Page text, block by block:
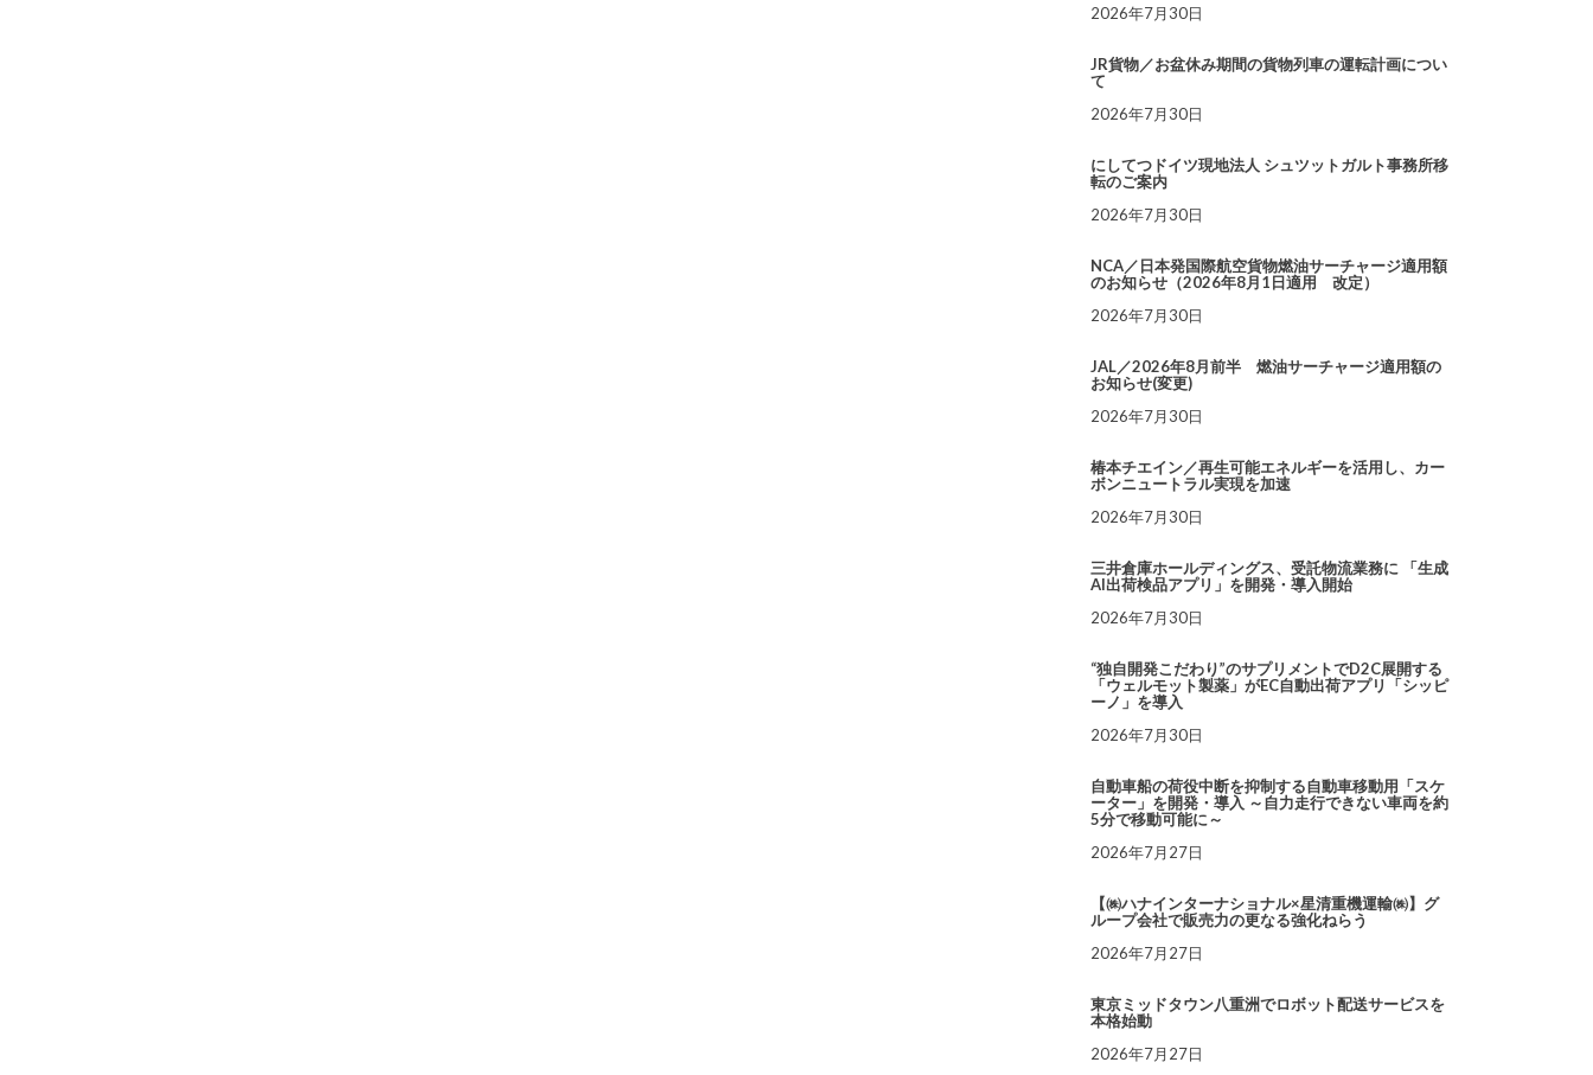
2026年7月30日
JR貨物／お盆休み期間の貨物列車の運転計画につい
て
2026年7月30日
にしてつドイツ現地法人 シュツットガルト事務所移
転のご案内
2026年7月30日
NCA／日本発国際航空貨物燃油サーチャージ適用額
のお知らせ（2026年8月1日適用 改定）
2026年7月30日
JAL／2026年8月前半 燃油サーチャージ適用額の
お知らせ(変更)
2026年7月30日
椿本チエイン／再生可能エネルギーを活用し、カー
ボンニュートラル実現を加速
2026年7月30日
三井倉庫ホールディングス、受託物流業務に 「生成
AI出荷検品アプリ」を開発・導入開始
2026年7月30日
“独自開発こだわり”のサプリメントでD2C展開する
「ウェルモット製薬」がEC自動出荷アプリ「シッピ
ーノ」を導入
2026年7月30日
自動車船の荷役中断を抑制する自動車移動用「スケ
ーター」を開発・導入 ～自力走行できない車両を約
5分で移動可能に～
2026年7月27日
【㈱ハナインターナショナル×星清重機運輸㈱】グ
ループ会社で販売力の更なる強化ねらう
2026年7月27日
東京ミッドタウン八重洲でロボット配送サービスを
本格始動
2026年7月27日